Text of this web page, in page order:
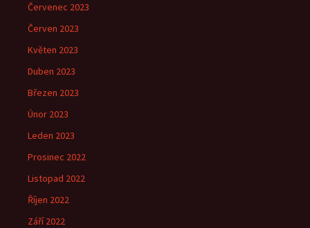
Červenec 2023
Červen 2023
Květen 2023
Duben 2023
Březen 2023
Únor 2023
Leden 2023
Prosinec 2022
Listopad 2022
Říjen 2022
Září 2022